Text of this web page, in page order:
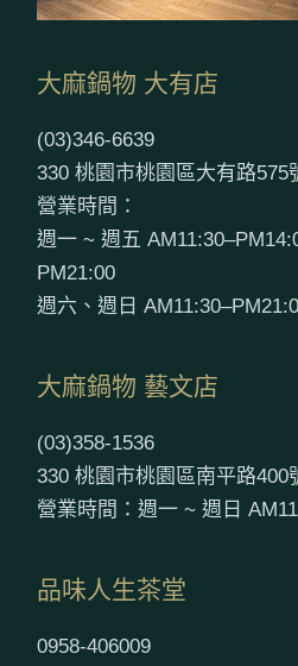
大麻鍋物 大有店
(03)346-6639
330 桃園市桃園區大有路575
營業時間：
週一 ~ 週五
PM21:00
週六、週日
大麻鍋物 藝文店
(03)358-1536
330 桃園市桃園區南平路400
營業時間：週一 ~ 週日
品味人生茶堂
0958-406009